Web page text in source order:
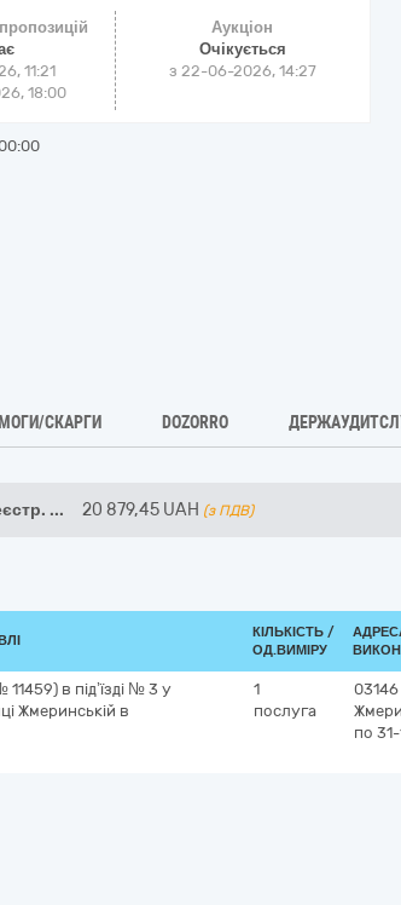
11:21
18:00
Аукціон
Очікується
з 22-06-2026, 14:27
СКАРГИ DOZORRO
... 20 879,45 UAH (з ПДВ)
КІЛЬКІСТЬ /
ОД.ВИМІРУ
в під’їзді № 3 у
Жмеринській в
1
послуга
03146
по